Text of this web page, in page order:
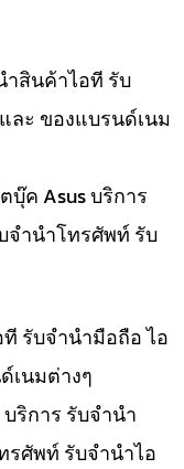
ำสินค้าไอที รับ
ละ ของแบรนด์เนม
ค Asus บริการ
จำนำโทรศัพท์ รับ
รับจำนำมือถือ ไอ
เนมต่างๆ
ริการ รับจำนำ
ศัพท์ รับจำนำไอ